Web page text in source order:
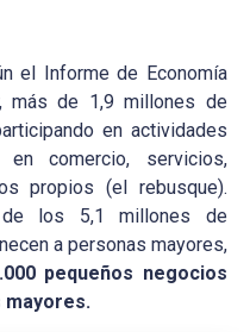
el Informe de Economía
más de 1,9 millones de
en actividades
en comercio, servicios,
propios (el rebusque).
de los 5,1 millones de
a personas mayores,
pequeños negocios
mayores.